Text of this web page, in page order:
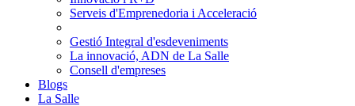
Serveis d'Emprenedoria i Acceleració
Gestió Integral d'esdeveniments
La innovació, ADN de La Salle
Consell d'empreses
Blogs
La Salle